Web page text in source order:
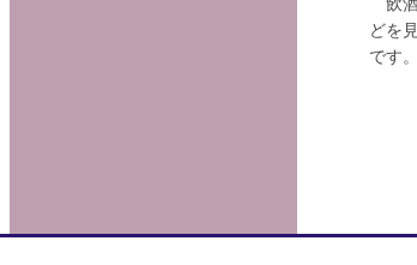
どを
です